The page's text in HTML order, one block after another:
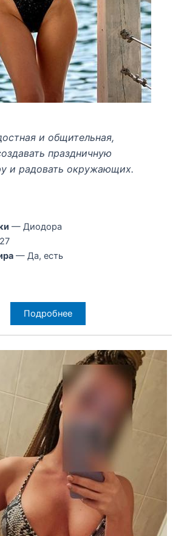
и общительная,
праздничную
и радовать окружающих.
— Диодора
— Да, есть
Подробнее